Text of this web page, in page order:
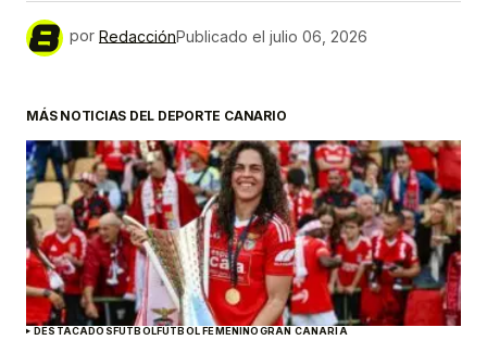
por RedacciónPublicado el julio 06, 2026
MÁS NOTICIAS DEL DEPORTE CANARIO
DESTACADOSFÚTBOLFÚTBOL FEMENINOGRAN CANARIA